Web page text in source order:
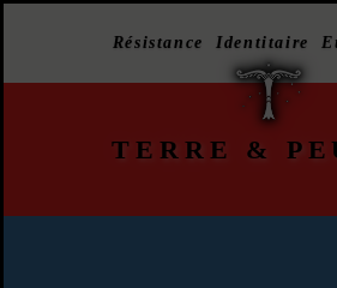
Résistance Identitaire
TERRE &